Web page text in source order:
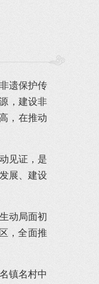
遗保护传
，建设非
，在推动
见证，是
展、建设
动局面初
，全面推
镇名村中